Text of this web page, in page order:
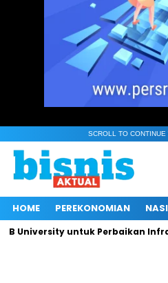
SCROLL TO CONTINUE
HOME PEREKONOMIAN
untuk Perbaikan